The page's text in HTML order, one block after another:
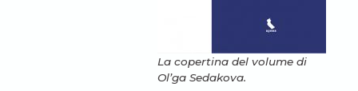
La copertina del volume di
Ol’ga Sedakova.